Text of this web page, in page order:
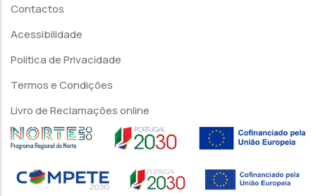
Contactos
Acessibilidade
Política de Privacidade
Termos e Condições
Livro de Reclamações online